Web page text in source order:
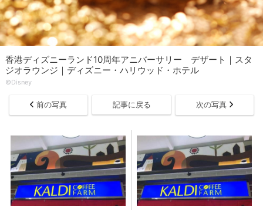
香港ディズニーランド10周年アニバーサリー デザート｜スタ
ジオラウンジ｜ディズニー・ハリウッド・ホテル
©Disney
前の写真 記事に戻る 次の写真